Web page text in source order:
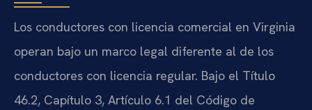
Los conductores con licencia comercial en Virginia
operan bajo un marco legal diferente al de los
conductores con licencia regular. Bajo el Título
46.2, Capítulo 3, Artículo 6.1 del Código de